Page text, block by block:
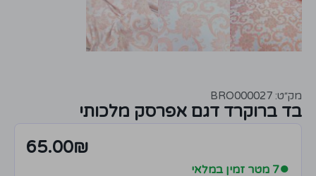
מק״ט: BRO000027
בד ברוקרד דגם אפרסק מלכותי
65.00₪
●7 מטר זמין במלאי